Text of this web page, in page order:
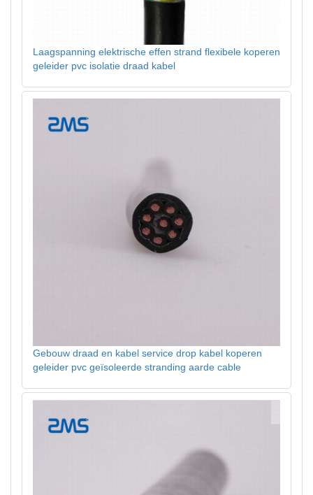
Laagspanning elektrische effen strand flexibele koperen
geleider pvc isolatie draad kabel
Gebouw draad en kabel service drop kabel koperen
geleider pvc geïsoleerde stranding aarde cable